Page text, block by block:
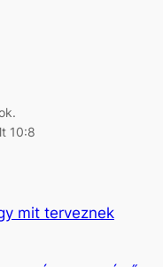
10:8
mit terveznek